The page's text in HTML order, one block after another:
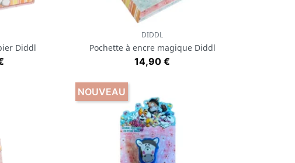
Diddl
Aperçu rapide
DIDDL
Pochette à encre magique Diddl
Prix
14,90 €
NOUVEAU